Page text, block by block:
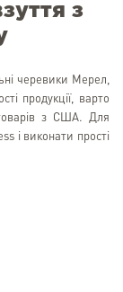
з
черевики Мерел,
продукції, варто
з США. Для
і виконати прості